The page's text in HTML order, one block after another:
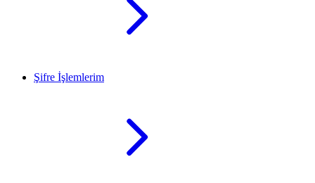
Şifre İşlemlerim